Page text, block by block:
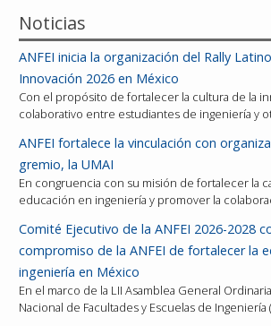
Noticias
ANFEI inicia la organización del Rally
Innovación 2026 en México
Con el propósito de fortalecer la cultura de la
colaborativo entre estudiantes de ingeniería y
ANFEI fortalece la vinculación con
gremio, la UMAI
En congruencia con su misión de fortalecer la
educación en ingeniería y promover la
Comité Ejecutivo de la ANFEI 2026-2028
compromiso de la ANFEI de fortalecer la
ingeniería en México
En el marco de la LII Asamblea General
Nacional de Facultades y Escuelas de Ingeniería